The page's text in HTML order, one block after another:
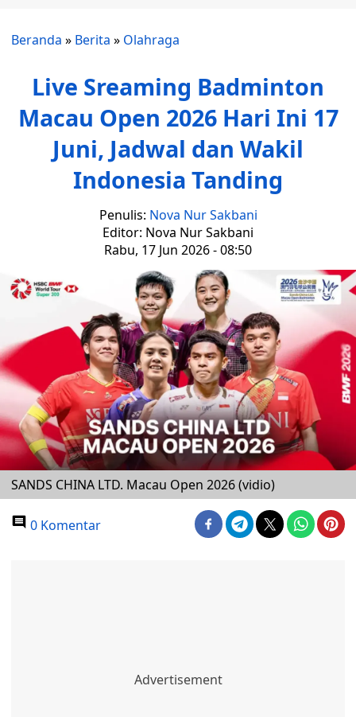
Beranda » Berita » Olahraga
Live Sreaming Badminton
Macau Open 2026 Hari Ini 17
Juni, Jadwal dan Wakil
Indonesia Tanding
Penulis: Nova Nur Sakbani
Editor: Nova Nur Sakbani
Rabu, 17 Jun 2026 - 08:50
SANDS CHINA LTD. Macau Open 2026 (vidio)
0 Komentar